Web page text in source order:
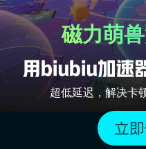
磁力萌
超低延迟，解决卡